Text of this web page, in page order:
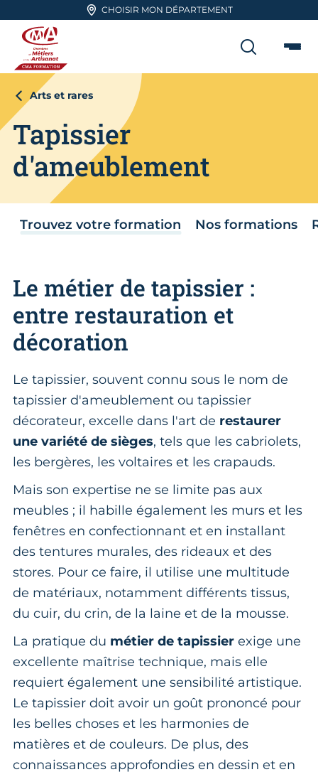
Aller en haut de pageCHOISIR MON DÉPARTEMENT
CMA FORMATION
Arts et rares
Tapissier
d'ameublement
Trouvez votre formation Nos formations
Le métier de tapissier :
entre restauration et
décoration
Le tapissier, souvent connu sous le nom de
tapissier d'ameublement ou tapissier
décorateur, excelle dans l'art de restaurer
une variété de sièges, tels que les cabriolets,
les bergères, les voltaires et les crapauds.
Mais son expertise ne se limite pas aux
meubles ; il habille également les murs et les
fenêtres en confectionnant et en installant
des tentures murales, des rideaux et des
stores. Pour ce faire, il utilise une multitude
de matériaux, notamment différents tissus,
du cuir, du crin, de la laine et de la mousse.
La pratique du métier de tapissier exige une
excellente maîtrise technique, mais elle
requiert également une sensibilité artistique.
Le tapissier doit avoir un goût prononcé pour
les belles choses et les harmonies de
matières et de couleurs. De plus, des
connaissances approfondies en dessin et en